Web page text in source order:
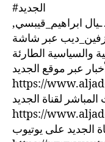
#الجديد
ـيال ابراهيم_قيبسي,
عبر شاشة
عبر موقع الجديد:
https://
لقناة الجديد:
https://
الجديد على يوتيوب: